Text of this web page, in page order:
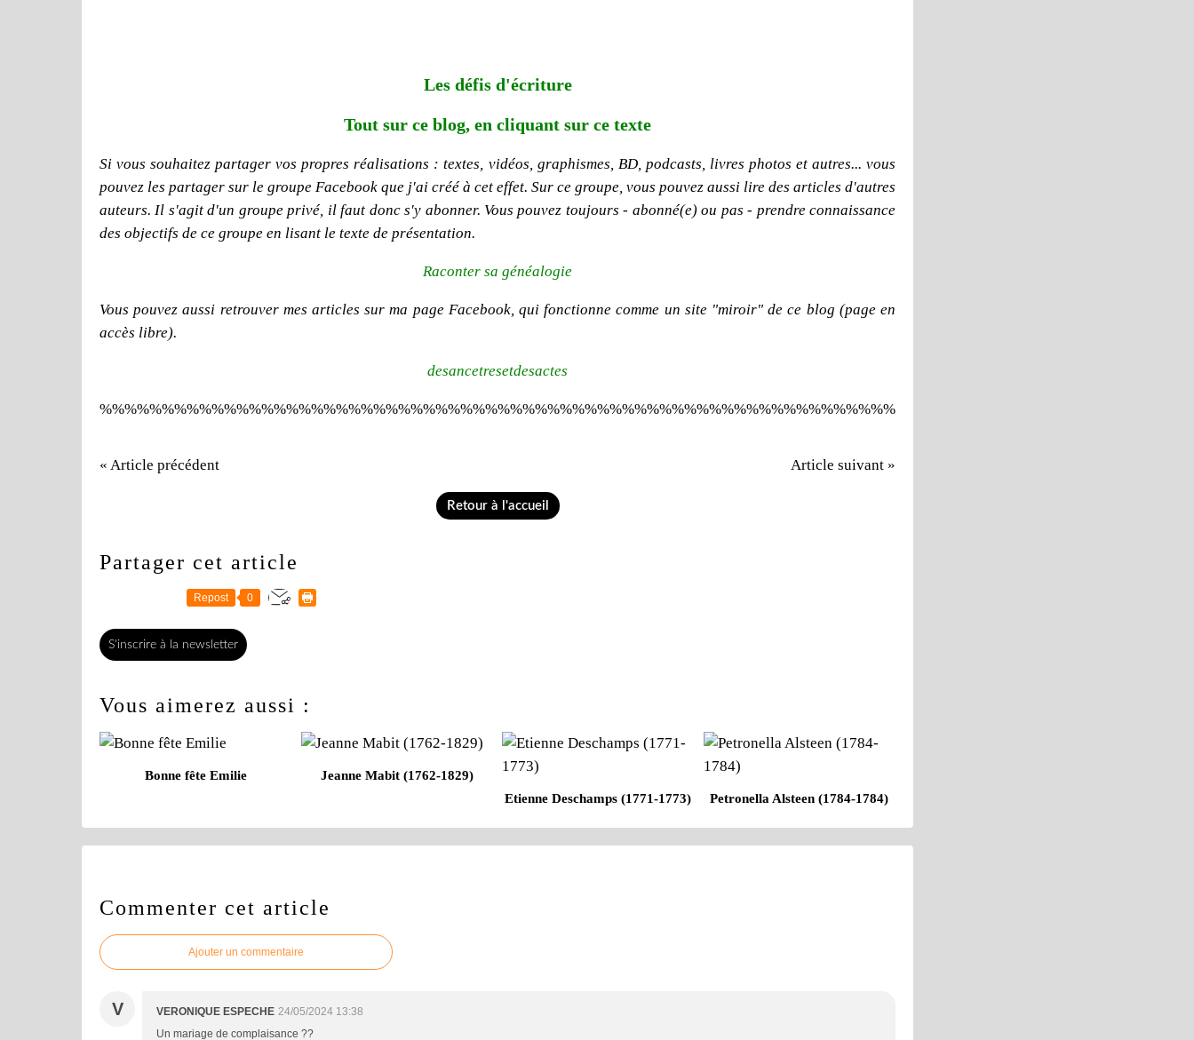
Les défis d'écriture
Tout sur ce blog, en cliquant sur ce texte
Si vous souhaitez partager vos propres réalisations : textes, vidéos, graphismes, BD, podcasts, livres photos et autres... vous
pouvez les partager sur le groupe Facebook que j'ai créé à cet effet. Sur ce groupe, vous pouvez aussi lire des articles d'autres
auteurs. Il s'agit d'un groupe privé, il faut donc s'y abonner. Vous pouvez toujours - abonné(e) ou pas - prendre connaissance
des objectifs de ce groupe en lisant le texte de présentation.
Raconter sa généalogie
Vous pouvez aussi retrouver mes articles sur ma page Facebook, qui fonctionne comme un site "miroir" de ce blog (page en
accès libre).
desancetresetdesactes
%%%%%%%%%%%%%%%%%%%%%%%%%%%%%%%%%%%%%%%%%%%%%%%%%%%%%%%%%%%%%%%%
« Article précédent Article suivant »
Retour à l'accueil
Partager cet article
Repost 0
S'inscrire à la newsletter
Vous aimerez aussi :
Bonne fête Emilie
Jeanne Mabit (1762-1829)
Etienne Deschamps (1771-1773)
Petronella Alsteen (1784-1784)
Commenter cet article
Ajouter un commentaire
V VERONIQUE ESPECHE 24/05/2024 13:38
Un mariage de complaisance ??